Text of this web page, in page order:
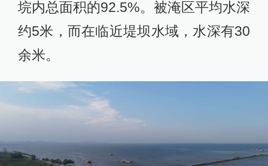
垸内总面积的92.5%。被淹区平均水深
约5米，而在临近堤坝水域，水深有30
余米。